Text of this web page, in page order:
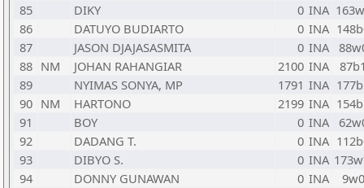
85
DIKY 0 INA
86
DATUYO BUDIARTO 0 INA
87
JASON DJAJASASMITA 0 INA
88 NM JOHAN RAHANGIAR 2100 INA
89
NYIMAS SONYA, MP 1791 INA
90 NM HARTONO 2199 INA
91
BOY 0 INA
92
DADANG T. 0 INA
93
DIBYO S. 0 INA
94
DONNY GUNAWAN 0 INA
9w0